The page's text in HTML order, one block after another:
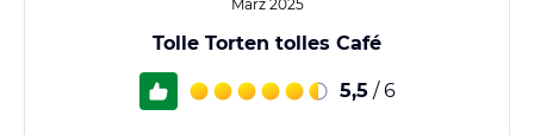
März 2025
Tolle Torten tolles Café
5,5 / 6